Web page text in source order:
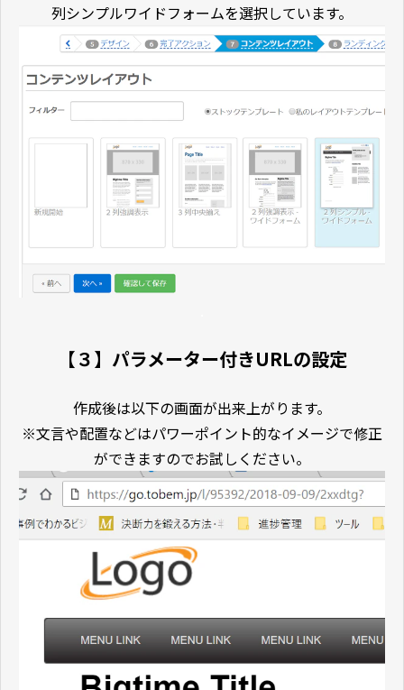
列シンプルワイドフォームを選択しています。
【３】パラメーター付きURLの設定
作成後は以下の画面が出来上がります。
※文言や配置などはパワーポイント的なイメージで修正
ができますのでお試しください。